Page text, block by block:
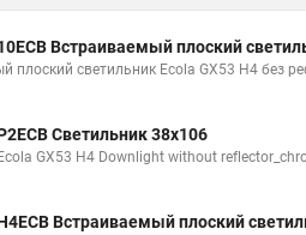
Встраиваемый плоский
плоский светильник Ecola GX53 H4 без
Светильник 38x106
GX53 H4 Downlight without
Встраиваемый плоский